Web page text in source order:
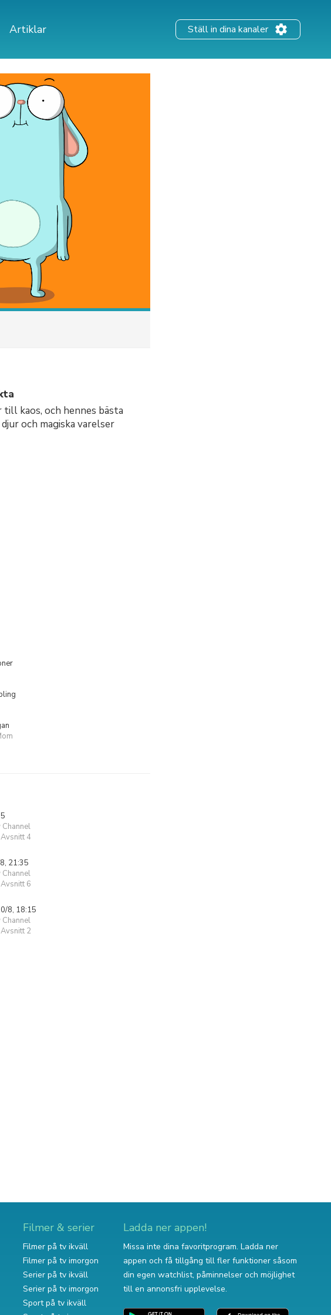
Artiklar Ställ in dina kanaler
kaos, och hennes bästa
och magiska varelser
Channel
4
21:35
Channel
6
8, 18:15
Channel
2
Filmer & serier
Filmer på tv ikväll
Filmer på tv imorgon
Serier på tv ikväll
Serier på tv imorgon
Sport på tv ikväll
Ladda ner appen!
Missa inte dina favoritprogram. Ladda ner
appen och få tillgång till fler funktioner såsom
din egen watchlist, påminnelser och möjlighet
till en annonsfri upplevelse.